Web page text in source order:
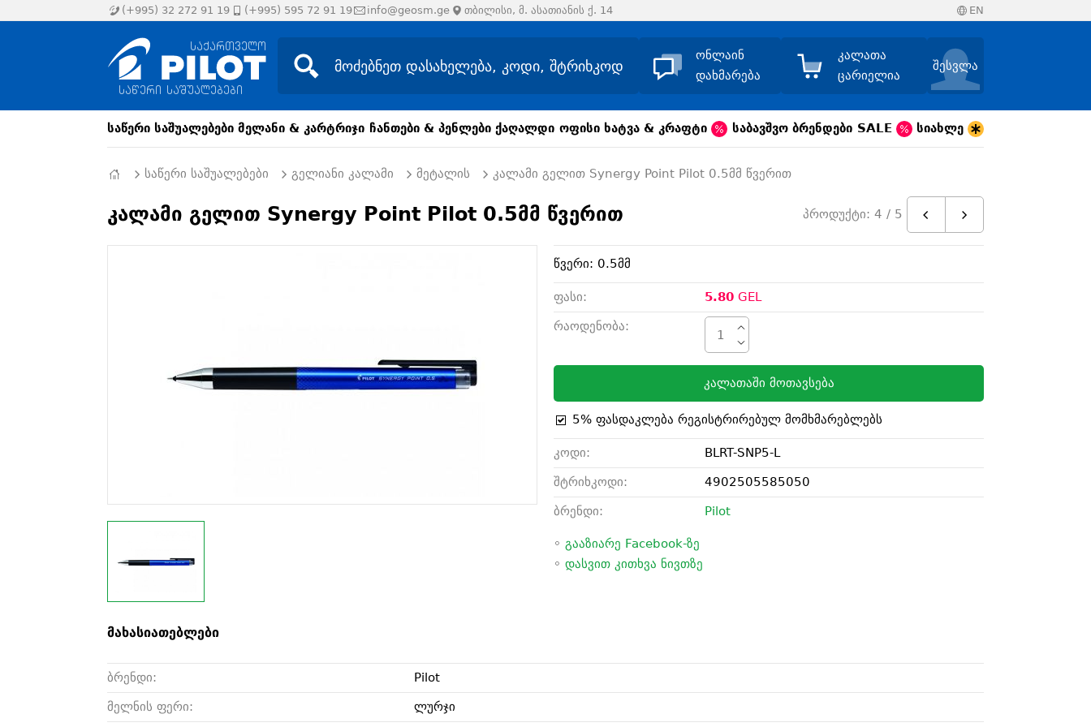
(+995) 32 272 91 19 (+995) 595 72 91 19 info@geosm.ge თბილისი, მ. ასათიანის ქ. 14 EN
ონლაინ
დახმარება
კალათა
ცარიელია
შესვლა
საწერი საშუალებები მელანი & კარტრიჯი ჩანთები & პენლები ქაღალდი ოფისი ხატვა & კრაფტი საბავშვო ბრენდები SALE სიახლე
საწერი საშუალებები გელიანი კალამი მეტალის კალამი გელით Synergy Point Pilot 0.5მმ წვერით
კალამი გელით Synergy Point Pilot 0.5მმ წვერით პროდუქტი: 4 / 5
წვერი: 0.5მმ
ფასი: 5.80GEL
რაოდენობა:
კალათაში მოთავსება
5% ფასდაკლება რეგისტრირებულ მომხმარებლებს
კოდი:
BLRT-SNP5-L
შტრიხკოდი:
4902505585050
ბრენდი:
Pilot
◦ გააზიარე Facebook-ზე
◦ დასვით კითხვა ნივთზე
მახასიათებლები
ბრენდი:
Pilot
მელნის ფერი:
ლურჯი